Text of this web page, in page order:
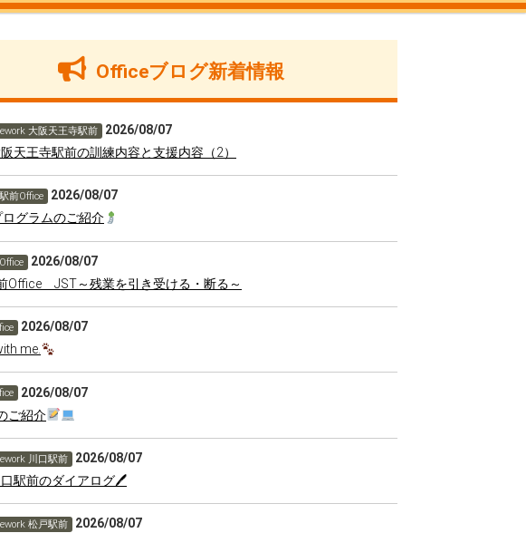
Officeブログ新着情報
大阪天王寺駅前
2026/08/07
天王寺駅前の訓練内容と支援内容（2）
前Office
2026/08/07
グラムのご紹介
2026/08/07
Office JST～残業を引き受ける・断る～
2026/08/07
me.
2026/08/07
ご紹介
川口駅前
2026/08/07
駅前のダイアログ🖊
松戸駅前
2026/08/07